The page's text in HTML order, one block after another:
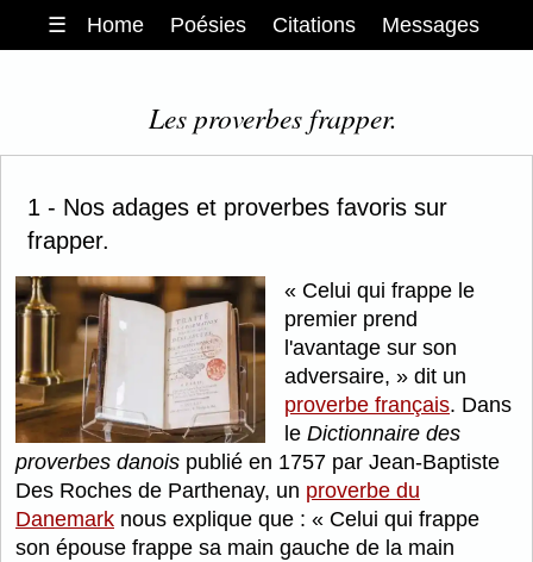
☰ Home Poésies Citations Messages
Les proverbes frapper.
1 - Nos adages et proverbes favoris sur
frapper.
Celui qui frappe le
premier prend
l'avantage sur son
adversaire,
dit un
proverbe français. Dans
le Dictionnaire des
proverbes danois publié en 1757 par Jean-Baptiste
Des Roches de Parthenay, un proverbe du
Danemark nous explique que :
Celui qui frappe
son épouse frappe sa main gauche de la main